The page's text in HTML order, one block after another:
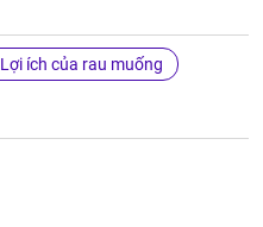
Lợi ích của rau muống